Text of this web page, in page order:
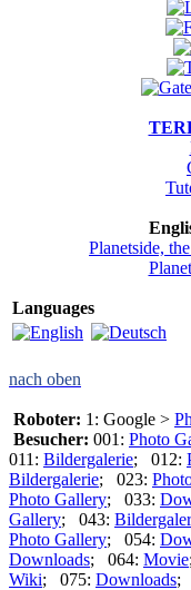
Planetside,
Languages
nach oben
Roboter: 1: Google >
Besucher: 001: Photo
011: Bildergalerie; 012:
Bildergalerie; 023:
Photo Gallery; 033:
Gallery; 043:
Photo Gallery; 054:
Downloads; 064: Movie
Wiki; 075: Downloads;